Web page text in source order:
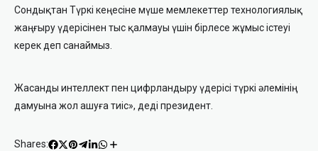
Сондықтан Түркі кеңесіне мүше мемлекеттер технологиялық
жаңғыру үдерісінен тыс қалмауы үшін бірлесе жұмыс істеуі
керек деп санаймыз.
Жасанды интеллект пен цифрландыру үдерісі түркі әлемінің
дамуына жол ашуға тиіс», деді президент.
Shares: